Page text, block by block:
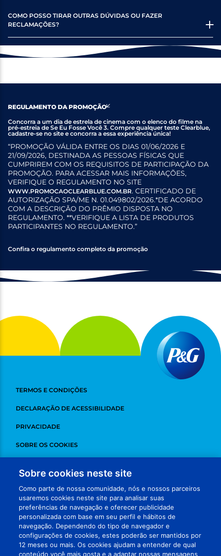
COMO POSSO TIRAR OUTRAS DÚVIDAS OU FAZER
RECLAMAÇÕES?
REGULAMENTO DA PROMOÇÃO
Concorra a um dia de estrela de cinema com o elenco do filme na
pré-estreia de Se Eu Fosse Você 3. Compre qualquer teste Clearblue,
cadastre-se no site e concorra a essa experiência única!
“PROMOÇÃO VÁLIDA ENTRE OS DIAS 01/06/2026 E
21/09/2026, DESTINADA AS PESSOAS FÍSICAS QUE
CUMPRIREM COM OS REQUISITOS DE PARTICIPAÇÃO DA
PROMOÇÃO. PARA ACESSAR MAIS INFORMAÇÕES,
VERIFIQUE O REGULAMENTO NO SITE
WWW.PROMOCAOCLEARBLUE.COM.BR. CERTIFICADO DE
AUTORIZAÇÃO SPA/ME N. 01.049802/2026.*DE ACORDO
COM A DESCRIÇÃO DO PRÊMIO DISPOSTA NO
REGULAMENTO. **VERIFIQUE A LISTA DE PRODUTOS
PARTICIPANTES NO REGULAMENTO.”
Confira o regulamento completo da promoção
TERMOS E CONDIÇÕES
DECLARAÇÃO DE ACESSIBILIDADE
PRIVACIDADE
SOBRE OS COOKIES
FALE CONOSCO
MEUS DADOS
VISITE NOSSAS REDES
Sobre cookies neste site
Como parte de nossa comunidade, nós e nossos parceiros
usaremos cookies neste site para analisar suas
preferências de navegação e oferecer publicidade
personalizada com base em seu perfil e hábitos de
navegação. Dependendo do tipo de navegador e
configurações de cookies, estes poderão ser mantidos por
12 meses ou mais. Os cookies ajudam a entender de qual
conteúdo você mais gosta e a adaptar nossas mensagens